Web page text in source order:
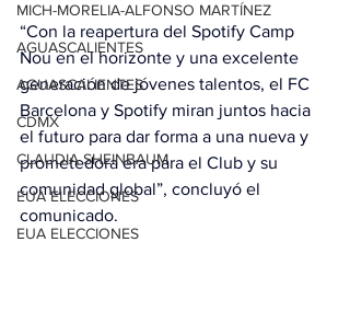
MICH-MORELIA-ALFONSO MARTÍNEZ
AGUASCALIENTES
AGUASCALIENTES
CDMX
CLAUDIA SHEINBAUM
EUA ELECCIONES
EUA ELECCIONES
“Con la reapertura del Spotify Camp
Nou en el horizonte y una excelente
generación de jóvenes talentos, el FC
Barcelona y Spotify miran juntos hacia
el futuro para dar forma a una nueva y
prometedora era para el Club y su
comunidad global”, concluyó el
comunicado.